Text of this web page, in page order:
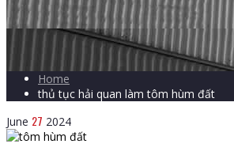
Home
thủ tục hải quan làm tôm hùm đất
June 27 2024